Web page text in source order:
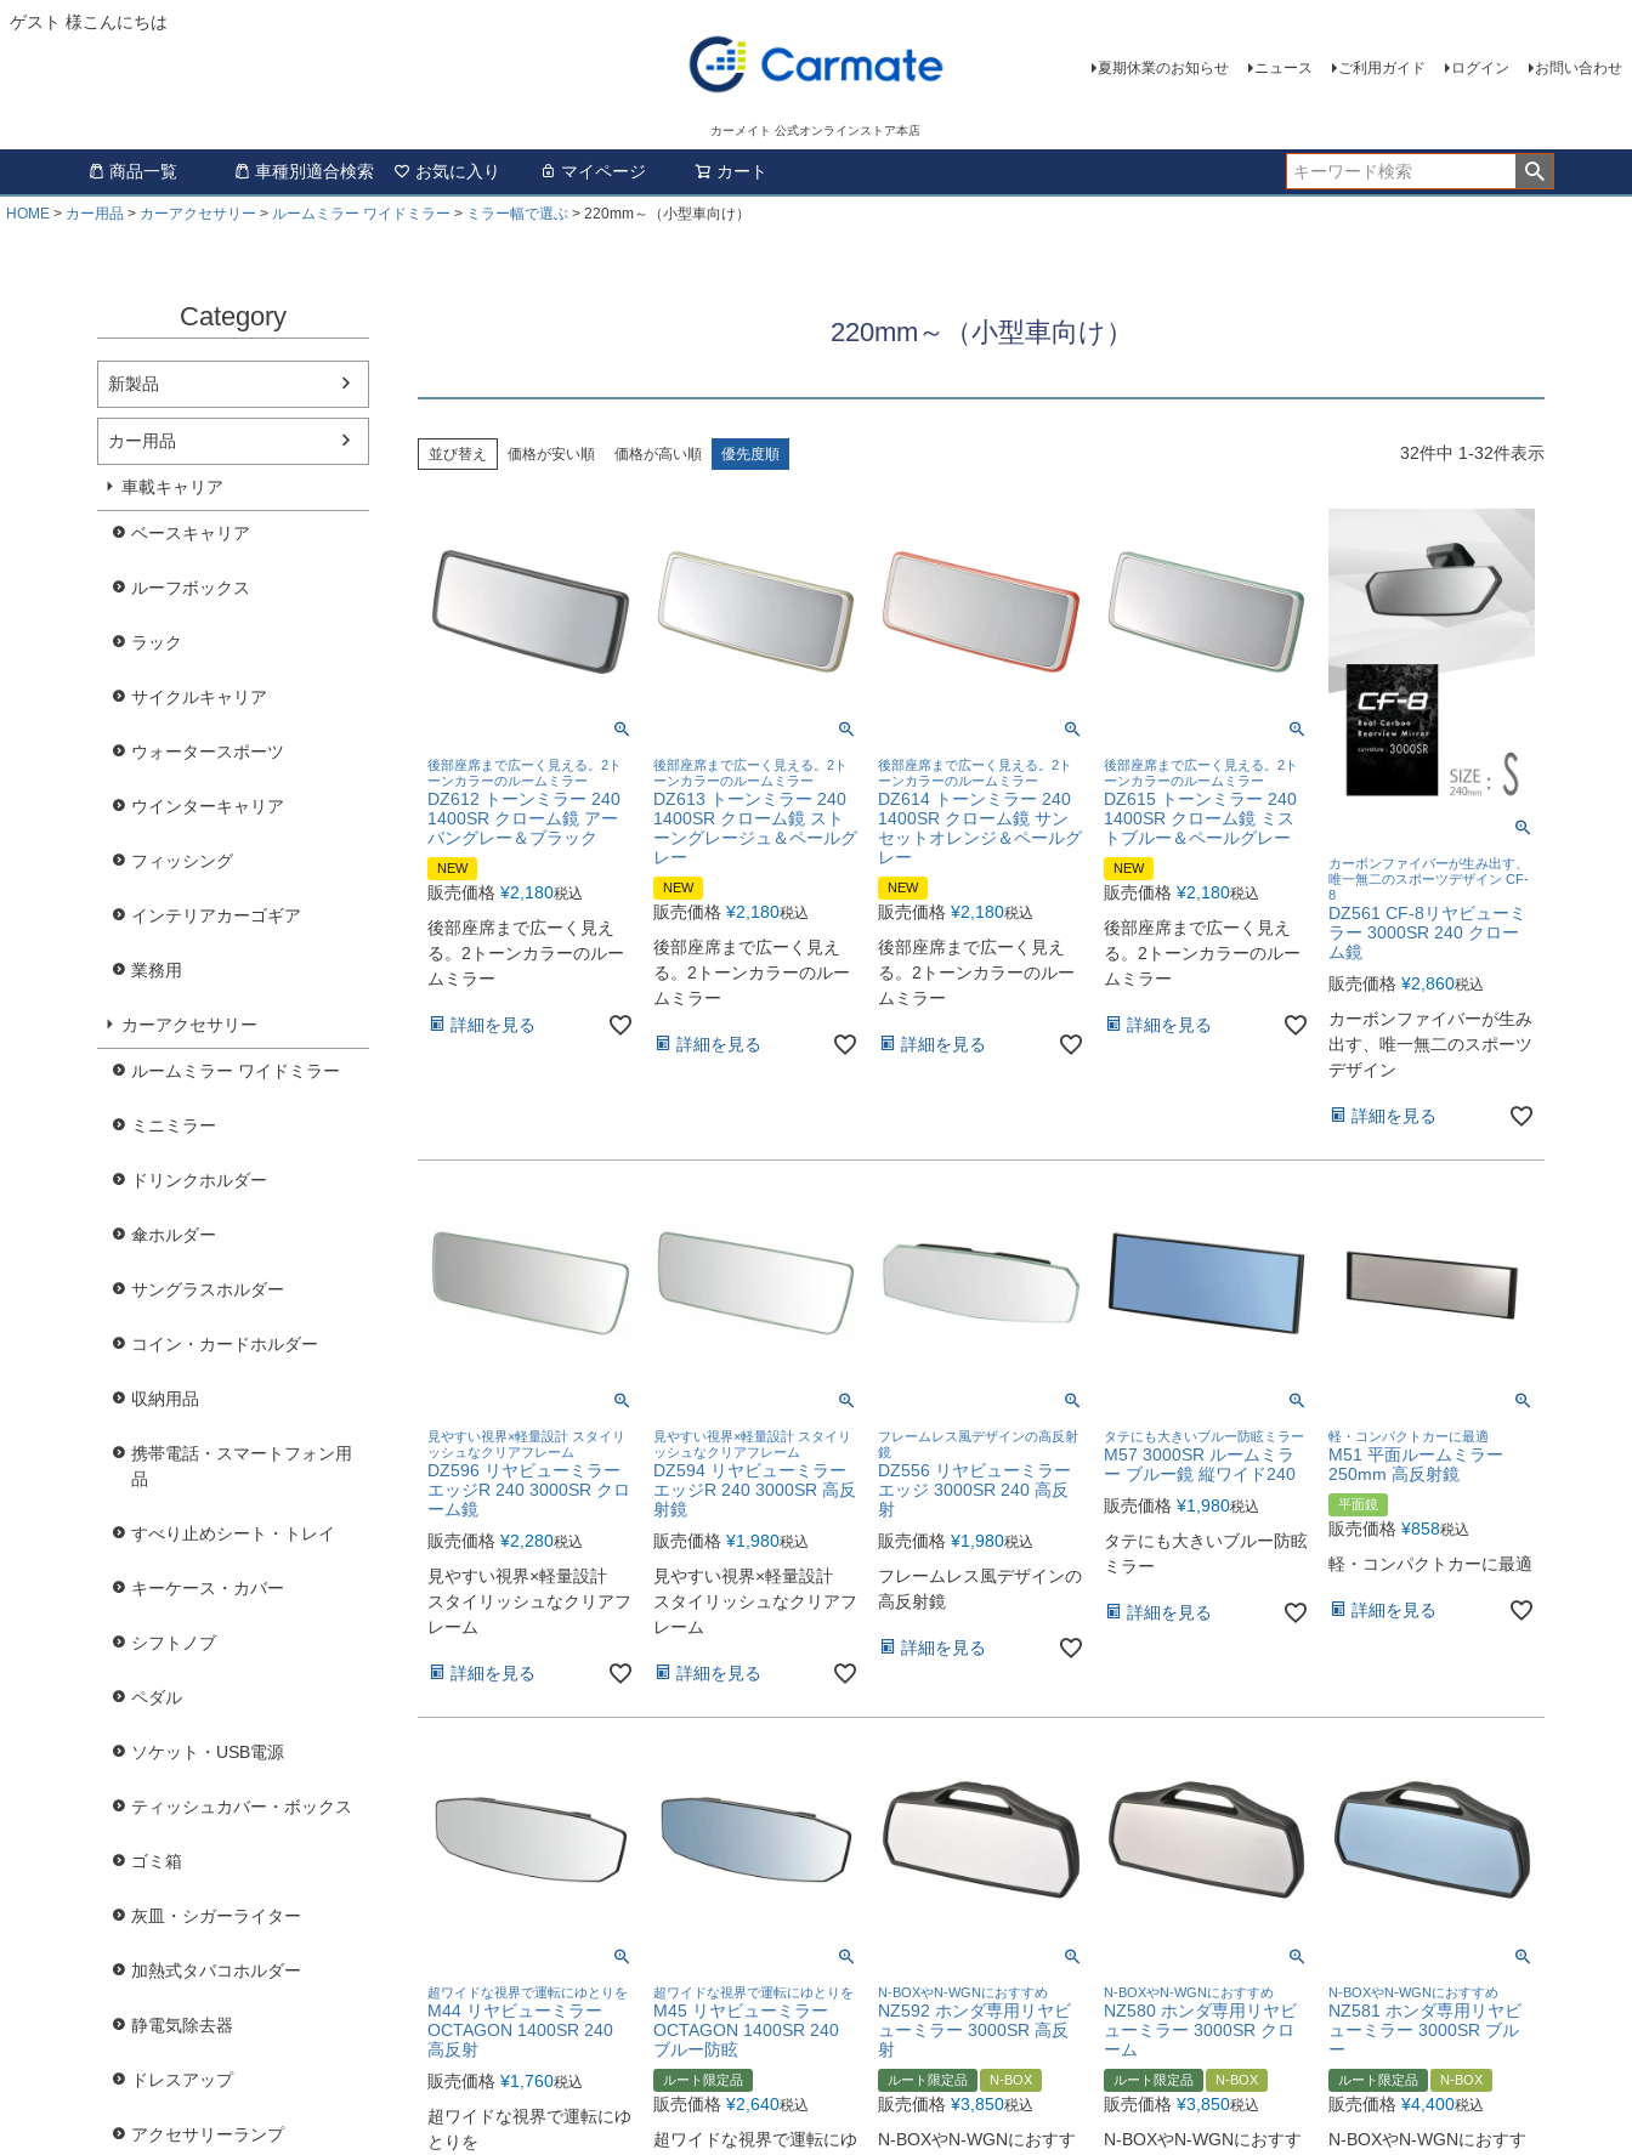
ゲスト 様こんにちは
カーメイト 公式オンラインストア本店
夏期休業のお知らせ ニュース ご利用ガイド ログイン お問い合わせ
商品一覧 車種別適合検索 お気に入り マイページ カート
HOME カー用品 カーアクセサリー ルームミラー ワイドミラー ミラー幅で選ぶ 220mm～（小型車向け）
Category
新製品
カー用品
車載キャリア
ベースキャリア
ルーフボックス
ラック
サイクルキャリア
ウォータースポーツ
ウインターキャリア
フィッシング
インテリアカーゴギア
業務用
カーアクセサリー
ルームミラー ワイドミラー
ミニミラー
ドリンクホルダー
傘ホルダー
サングラスホルダー
コイン・カードホルダー
収納用品
携帯電話・スマートフォン用
品
すべり止めシート・トレイ
キーケース・カバー
シフトノブ
ペダル
ソケット・USB電源
ティッシュカバー・ボックス
ゴミ箱
灰皿・シガーライター
加熱式タバコホルダー
静電気除去器
ドレスアップ
アクセサリーランプ
220mm～（小型車向け）
並び替え 価格が安い順 価格が高い順 優先度順 32件中 1-32件表示
後部座席まで広ーく見える。2ト
ーンカラーのルームミラー
DZ612 トーンミラー 240
1400SR クローム鏡 アー
バングレー＆ブラック
NEW
販売価格 ¥2,180税込
後部座席まで広ーく見え
る。2トーンカラーのルー
ムミラー
詳細を見る
後部座席まで広ーく見える。2ト
ーンカラーのルームミラー
DZ613 トーンミラー 240
1400SR クローム鏡 スト
ーングレージュ＆ペールグ
レー
NEW
販売価格 ¥2,180税込
後部座席まで広ーく見え
る。2トーンカラーのルー
ムミラー
詳細を見る
後部座席まで広ーく見える。2ト
ーンカラーのルームミラー
DZ614 トーンミラー 240
1400SR クローム鏡 サン
セットオレンジ＆ペールグ
レー
NEW
販売価格 ¥2,180税込
後部座席まで広ーく見え
る。2トーンカラーのルー
ムミラー
詳細を見る
後部座席まで広ーく見える。2ト
ーンカラーのルームミラー
DZ615 トーンミラー 240
1400SR クローム鏡 ミス
トブルー＆ペールグレー
NEW
販売価格 ¥2,180税込
後部座席まで広ーく見え
る。2トーンカラーのルー
ムミラー
詳細を見る
カーボンファイバーが生み出す、
唯一無二のスポーツデザイン CF-
8
DZ561 CF-8リヤビューミ
ラー 3000SR 240 クロー
ム鏡
販売価格 ¥2,860税込
カーボンファイバーが生み
出す、唯一無二のスポーツ
デザイン
詳細を見る
見やすい視界×軽量設計 スタイリ
ッシュなクリアフレーム
DZ596 リヤビューミラー
エッジR 240 3000SR クロ
ーム鏡
販売価格 ¥2,280税込
見やすい視界×軽量設計
スタイリッシュなクリアフ
レーム
詳細を見る
見やすい視界×軽量設計 スタイリ
ッシュなクリアフレーム
DZ594 リヤビューミラー
エッジR 240 3000SR 高反
射鏡
販売価格 ¥1,980税込
見やすい視界×軽量設計
スタイリッシュなクリアフ
レーム
詳細を見る
フレームレス風デザインの高反射
鏡
DZ556 リヤビューミラー
エッジ 3000SR 240 高反
射
販売価格 ¥1,980税込
フレームレス風デザインの
高反射鏡
詳細を見る
タテにも大きいブルー防眩ミラー
M57 3000SR ルームミラ
ー ブルー鏡 縦ワイド240
販売価格 ¥1,980税込
タテにも大きいブルー防眩
ミラー
詳細を見る
軽・コンパクトカーに最適
M51 平面ルームミラー
250mm 高反射鏡
平面鏡
販売価格 ¥858税込
軽・コンパクトカーに最適
詳細を見る
超ワイドな視界で運転にゆとりを
M44 リヤビューミラー
OCTAGON 1400SR 240
高反射
販売価格 ¥1,760税込
超ワイドな視界で運転にゆ
とりを
超ワイドな視界で運転にゆとりを
M45 リヤビューミラー
OCTAGON 1400SR 240
ブルー防眩
ルート限定品
販売価格 ¥2,640税込
超ワイドな視界で運転にゆ
N-BOXやN-WGNにおすすめ
NZ592 ホンダ専用リヤビ
ューミラー 3000SR 高反
射
ルート限定品 N-BOX
販売価格 ¥3,850税込
N-BOXやN-WGNにおすす
N-BOXやN-WGNにおすすめ
NZ580 ホンダ専用リヤビ
ューミラー 3000SR クロ
ーム
ルート限定品 N-BOX
販売価格 ¥3,850税込
N-BOXやN-WGNにおすす
N-BOXやN-WGNにおすすめ
NZ581 ホンダ専用リヤビ
ューミラー 3000SR ブル
ー
ルート限定品 N-BOX
販売価格 ¥4,400税込
N-BOXやN-WGNにおすす